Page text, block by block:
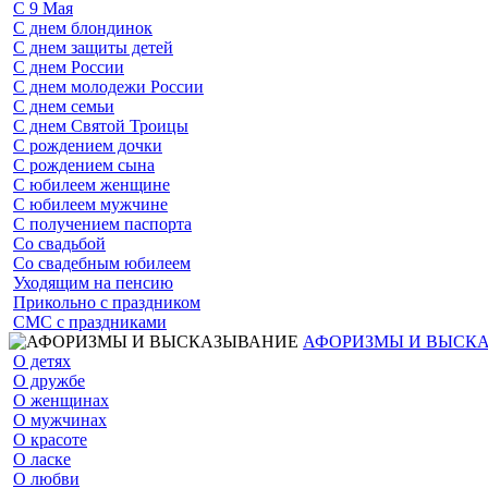
С 9 Мая
С днем блондинок
С днем защиты детей
С днем России
С днем молодежи России
С днем семьи
С днем Святой Троицы
С рождением дочки
С рождением сына
С юбилеем женщине
С юбилеем мужчине
С получением паспорта
Со свадьбой
Со свадебным юбилеем
Уходящим на пенсию
Прикольно с праздником
СМС с праздниками
АФОРИЗМЫ И
О детях
О дружбе
О женщинах
О мужчинах
О красоте
О ласке
О любви